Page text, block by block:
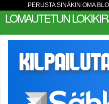
PERUSTA SINÄKIN OMA
LOMAUTETUN